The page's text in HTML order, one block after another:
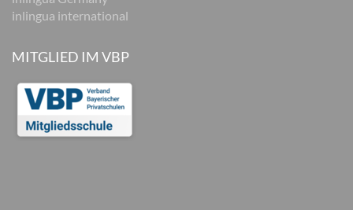
inlingua international
MITGLIED IM VBP